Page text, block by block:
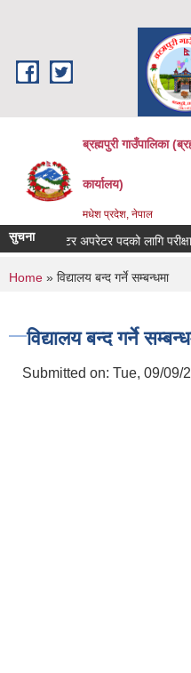
ब्रह्मपुरी गाउँपालिका
कार्यालय)
मधेश प्रदेश, नेपाल
सुचना
कम्प्युटर अपरेटर पदको लागि परीक्षा
You are here
Home » विद्यालय बन्द गर्ने सम्बन्धमा
विद्यालय बन्द गर्ने
Submitted on: Tue, 09/09/